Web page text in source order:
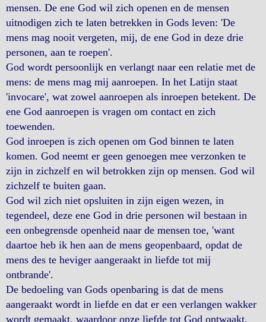
mensen. De ene God wil zich openen en de mensen
uitnodigen zich te laten betrekken in Gods leven: 'De
mens mag nooit vergeten, mij, de ene God in deze drie
personen, aan te roepen'.
God wordt persoonlijk en verlangt naar een relatie met de
mens: de mens mag mij aanroepen. In het Latijn staat
'invocare', wat zowel aanroepen als inroepen betekent. De
ene God aanroepen is vragen om contact en zich
toewenden.
God inroepen is zich openen om God binnen te laten
komen. God neemt er geen genoegen mee verzonken te
zijn in zichzelf en wil betrokken zijn op mensen. God wil
zichzelf te buiten gaan.
God wil zich niet opsluiten in zijn eigen wezen, in
tegendeel, deze ene God in drie personen wil bestaan in
een onbegrensde openheid naar de mensen toe, 'want
daartoe heb ik hen aan de mens geopenbaard, opdat de
mens des te heviger aangeraakt in liefde tot mij
ontbrande'.
De bedoeling van Gods openbaring is dat de mens
aangeraakt wordt in liefde en dat er een verlangen wakker
wordt gemaakt, waardoor onze liefde tot God ontwaakt.